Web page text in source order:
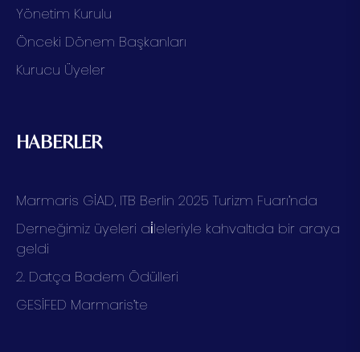
Yönetim Kurulu
Önceki Dönem Başkanları
Kurucu Üyeler
HABERLER
Marmaris GİAD, ITB Berlin 2025 Turizm Fuarı’nda
Derneğimiz üyeleri ai̇leleriyle kahvaltıda bir araya
geldi
2. Datça Badem Ödülleri
GESİFED Marmaris’te